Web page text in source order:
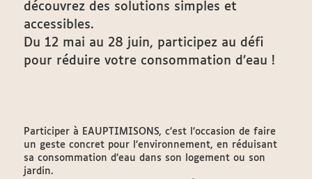
découvrez des solutions simples et
accessibles.
Du 12 mai au 28 juin, participez au défi
pour réduire votre consommation d’eau !
Participer à EAUPTIMISONS, c’est l’occasion de faire
un geste concret pour l’environnement, en réduisant
sa consommation d’eau dans son logement ou son
jardin.